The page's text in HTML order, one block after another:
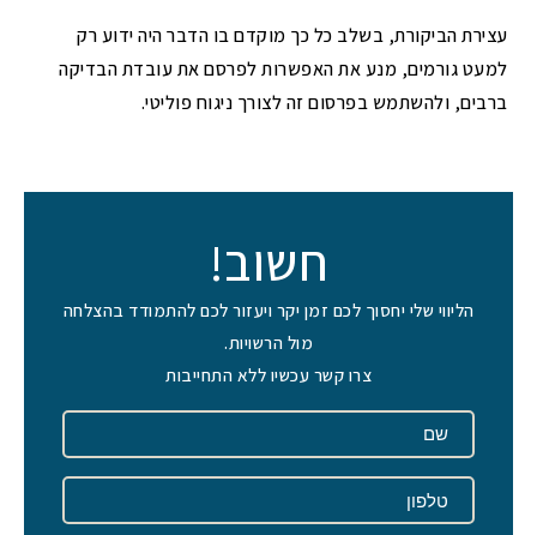
עצירת הביקורת, בשלב כל כך מוקדם בו הדבר היה ידוע רק
למעט גורמים, מנע את האפשרות לפרסם את עובדת הבדיקה
ברבים, ולהשתמש בפרסום זה לצורך ניגוח פוליטי.
חשוב!
הליווי שלי יחסוך לכם זמן יקר ויעזור לכם להתמודד בהצלחה
מול הרשויות.
צרו קשר עכשיו ללא התחייבות